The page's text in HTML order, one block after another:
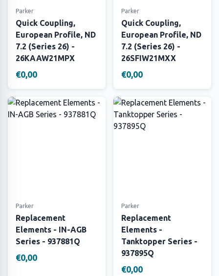
Parker
Quick Coupling,
European Profile, ND
7.2 (Series 26) -
26KAAW21MPX
€0,00
Parker
Quick Coupling,
European Profile, ND
7.2 (Series 26) -
26SFIW21MXX
€0,00
Parker
Replacement
Elements - IN-AGB
Series - 937881Q
€0,00
Parker
Replacement
Elements -
Tanktopper Series -
937895Q
€0,00